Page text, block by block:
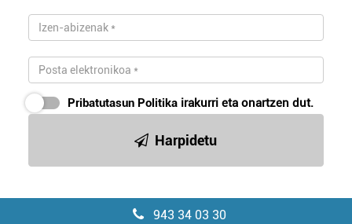
Pribatutasun Politika irakurri eta onartzen dut.
Harpidetu
943 34 03 30